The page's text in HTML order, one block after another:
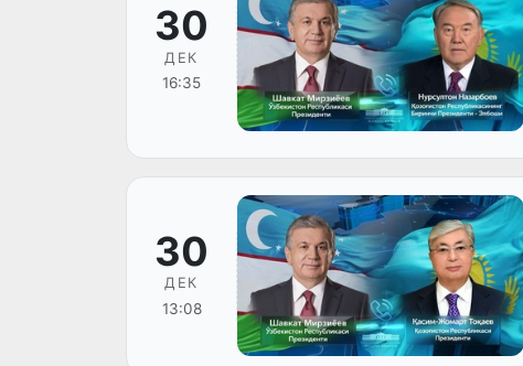
30
ДЕК
16:35
30
ДЕК
13:08